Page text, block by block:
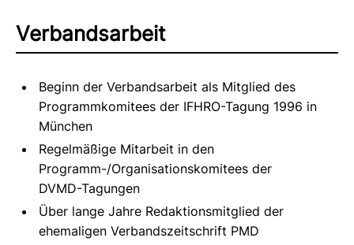
Verbandsarbeit
Beginn der Verbandsarbeit als Mitglied des
Programmkomitees der IFHRO-Tagung 1996 in
München
Regelmäßige Mitarbeit in den
Programm-/Organisationskomitees der
DVMD-Tagungen
Über lange Jahre Redaktionsmitglied der
ehemaligen Verbandszeitschrift PMD